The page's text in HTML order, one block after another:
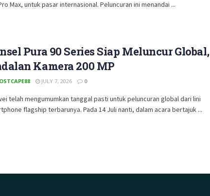
Max, untuk pasar internasional. Peluncuran ini menandai ...
Pura 90 Series Siap Meluncur Global,
Kamera 200 MP
JULY 7, 2026 0
telah mengumumkan tanggal pasti untuk peluncuran global dari lini
flagship terbarunya. Pada 14 Juli nanti, dalam acara bertajuk ...